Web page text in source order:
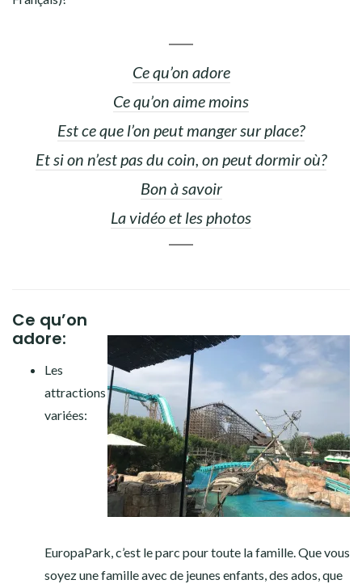
Ce qu’on adore
Ce qu’on aime moins
Est ce que l’on peut manger sur place?
Et si on n’est pas du coin, on peut dormir où?
Bon à savoir
La vidéo et les photos
Ce qu’on
adore:
Les
attractions
variées:
EuropaPark, c’est le parc pour toute la famille. Que vous
soyez une famille avec de jeunes enfants, des ados, que